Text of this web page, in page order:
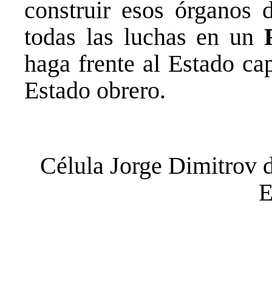
construir esos órganos
todas las luchas en un
haga frente al Estado
Estado obrero.
Célula Jorge Dimitrov